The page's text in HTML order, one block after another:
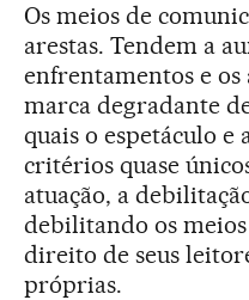
Os meios de
arestas. Tendem a
enfrentamentos e os
marca degradante
quais o espetáculo e
critérios quase
atuação, a
debilitando os
direito de seus
próprias.